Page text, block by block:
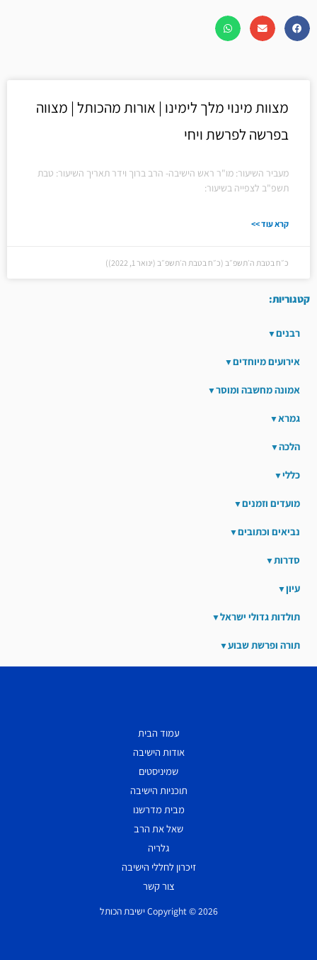
מצוות מינוי מלך לימינו | אורות מהכותל | מצווה
בפרשה לפרשת ויחי
מעביר השיעור: מו"ר ראש הישיבה- הרב ברוך וידר תאריך השיעור: טבת
תשפ"ב לצפייה בשיעור:
קרא עוד >>
כ״ח בטבת ה׳תשפ״ב (כ״ח בטבת ה׳תשפ״ב (ינואר 1, 2022))
קטגוריות:
רבנים
אירועים מיוחדים
אמונה מחשבה ומוסר
גמרא
הלכה
כללי
מועדים וזמנים
נביאים וכתובים
סדרות
עיון
תולדות גדולי ישראל
תורה ופרשת שבוע
עמוד הבית
אודות הישיבה
שמיניסטים
תוכניות הישיבה
מבית מדרשנו
שאל את הרב
גלריה
זיכרון לחללי הישיבה
צור קשר
Copyright © 2026 ישיבת הכותל